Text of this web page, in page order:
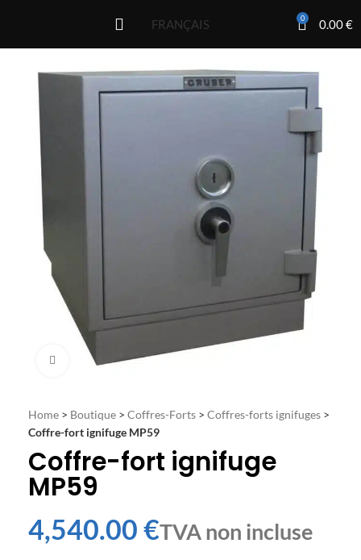
FRANÇAIS 0 0.00€
Click to enlarge
Home > Boutique > Coffres-Forts > Coffres-forts ignifuges >
Coffre-fort ignifuge MP59
Coffre-fort ignifuge
MP59
€